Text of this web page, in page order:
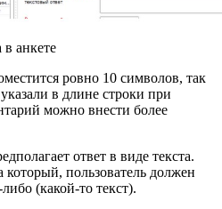
анкете
ровно 10 символов, так
в длине строки при
можно внести более
ответ в виде текста.
который, пользователь должен
(какой-то текст).